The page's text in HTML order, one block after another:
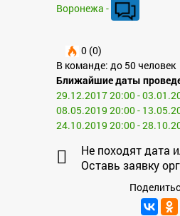
Воронежа -
0 (0)
В команде: до 50 человек
Ближайшие даты
29.12.2017 20:00 -
08.05.2019 20:00 -
24.10.2019 20:00 -
Не походят дата
Оставь заявку